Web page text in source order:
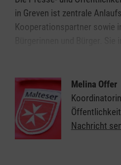
in Greven ist zentrale
Kooperationspartner sowie
über die Arbeit, Angebote
Ansprechpartnerin
begleitet
der Darstellung von
Projekten vor Ort. Ziel ist es,
Aufgaben der Malteser
Melina Offer
Nachricht